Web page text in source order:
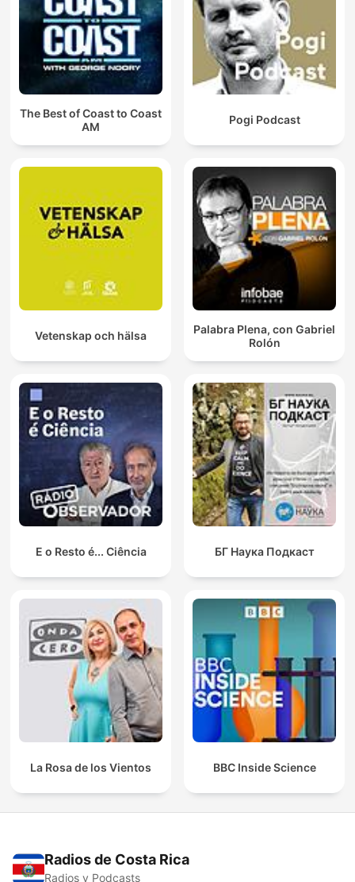
The Best of Coast to Coast
AM
Pogi Podcast
Vetenskap och hälsa
Palabra Plena, con Gabriel
Rolón
E o Resto é... Ciência БГ Наука Подкаст
La Rosa de los Vientos BBC Inside Science
Radios de Costa Rica
Radios y Podcasts